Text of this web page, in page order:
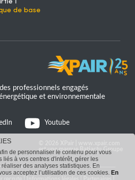
1
de base
professionnels engagés
et environnementale
Youtube
est une marque Batiactu Groupe
de personnaliser le contenu pour vous
liés à vos centres d'intérêt, gérer les
des analyses statistiques. En
acceptez l’utilisation de ces cookies. En